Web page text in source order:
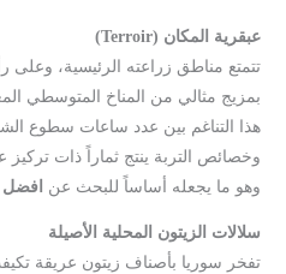
عبقرية المكان (Terroir)
تتمتع مناطق زراعته الرئيسية،
بمزيج مثالي من المناخ المتوسطي
هذا التناغم بين عدد ساعات سطوع
وخصائص التربة ينتج ثماراً ذات تركيز
وهو ما يجعله أساساً للبحث عن افضل
سلالات الزيتون المحلية الأصيلة
تفخر سوريا بأصناف زيتون عريقة